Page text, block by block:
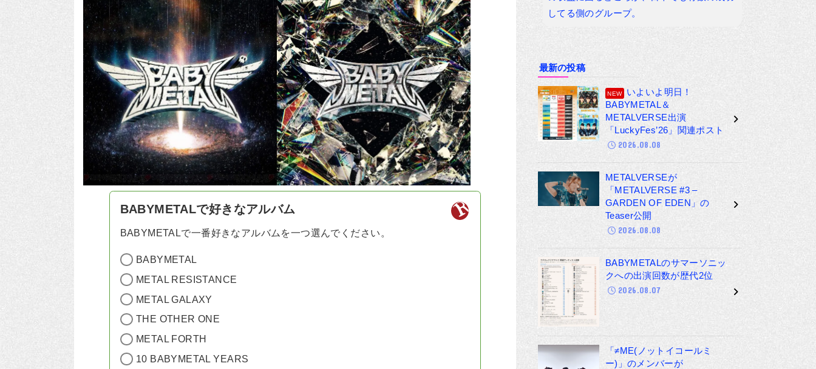
してる側のグループ。
最新の投稿
いよいよ明日！
BABYMETAL＆
METALVERSE出演
「LuckyFes’26」関連ポスト
2026.08.08
METALVERSEが
「METALVERSE #3 –
GARDEN OF EDEN」の
Teaser公開
2026.08.08
BABYMETALのサマーソニッ
クへの出演回数が歴代2位
2026.08.07
「≠ME(ノットイコールミ
ー)」のメンバーが